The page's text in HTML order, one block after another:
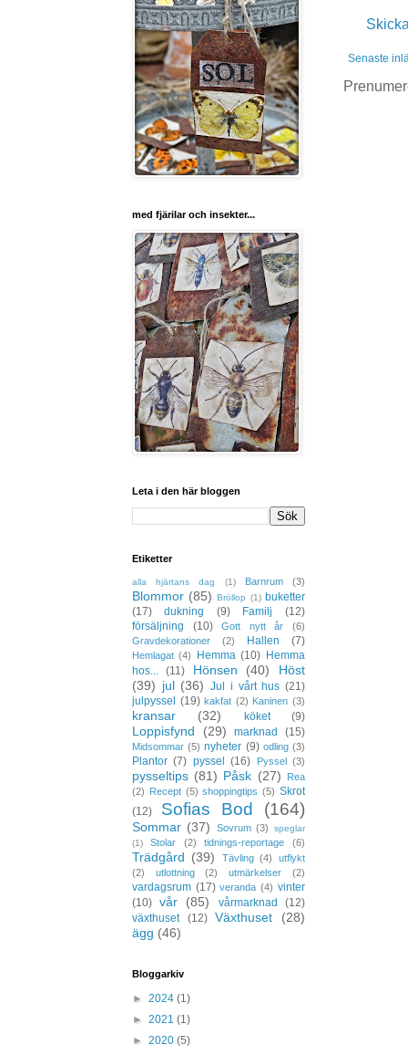
Senaste
med fjärilar och insekter...
Leta i den här bloggen
Etiketter
alla hjärtans dag (1) Barnrum (3)
Blommor (85) Bröllop (1) buketter
(17)
dukning (9) Familj
(12)
försäljning
(10) Gott nytt år
(6)
Gravdekorationer
(2) Hallen (7)
Hemlagat (4) Hemma (10) Hemma
hos...
(11) Hönsen (40)
Höst
(39) jul (36) Jul i vårt hus (21)
julpyssel
(19) kakfat (2) Kaninen (3)
kransar (32) köket (9)
Loppisfynd (29) marknad (15)
Midsommar (5) nyheter (9) odling (3)
Plantor (7) pyssel (16) Pyssel (3)
pysseltips (81) Påsk (27)
Rea
(2) Recept (5) shoppingtips (5) Skrot
(12)
Sofias Bod (164)
Sommar (37) Sovrum (3)
speglar
(1)
Stolar (2) tidnings-reportage (6)
Trädgård (39) Tävling (4)
utflykt
(2)
utlottning (2) utmärkelser (2)
vardagsrum (17) veranda (4) vinter
(10) vår (85) vårmarknad
(12)
växthuset
(12) Växthuset
(28)
ägg (46)
Bloggarkiv
► 2024 (1)
► 2021 (1)
► 2020 (5)